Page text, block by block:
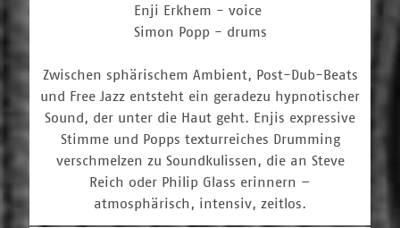
Enji Erkhem - voice
Simon Popp - drums
Zwischen sphärischem Ambient, Post-Dub-Beats
und Free Jazz entsteht ein geradezu hypnotischer
Sound, der unter die Haut geht. Enjis expressive
Stimme und Popps texturreiches Drumming
verschmelzen zu Soundkulissen, die an Steve
Reich oder Philip Glass erinnern –
atmosphärisch, intensiv, zeitlos.